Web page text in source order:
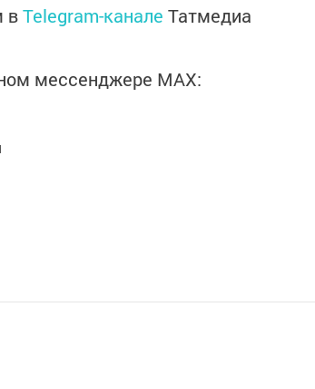
вTelegram-канале Татмедиа
мессенджере MАХ: